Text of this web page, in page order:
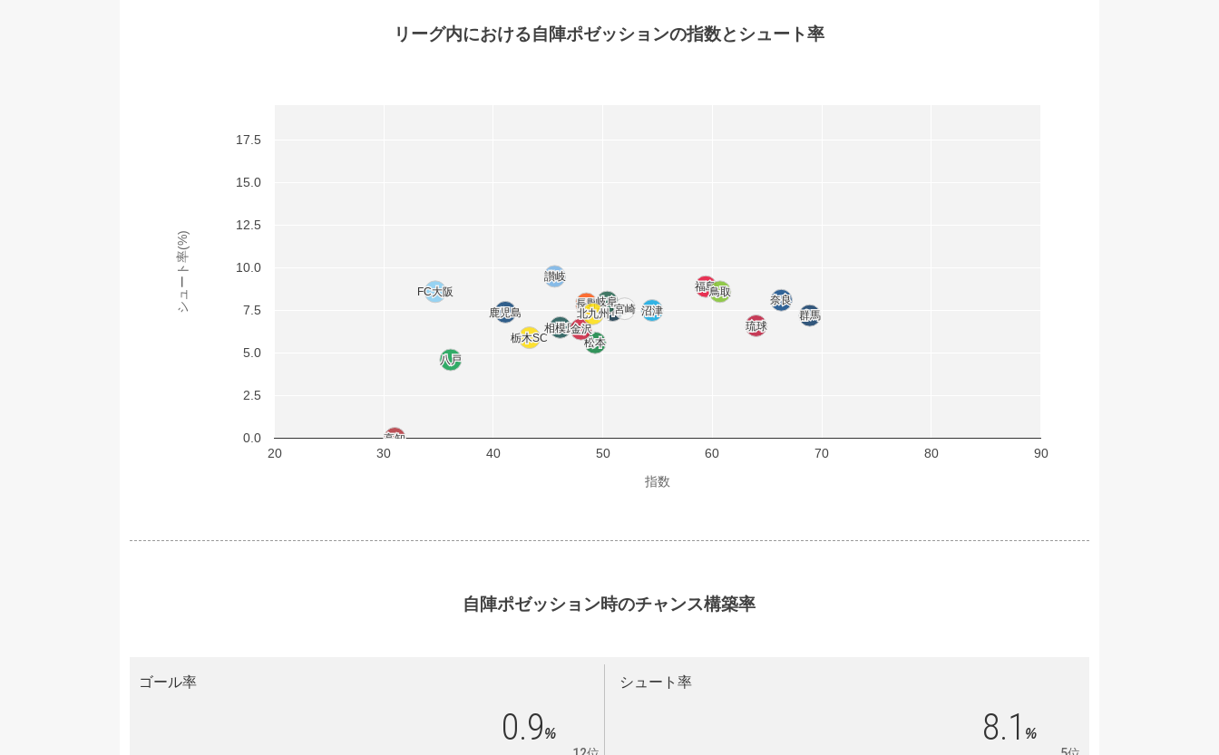
リーグ内における自陣ポゼッションの指数とシュート率
八戸
八戸
福島
福島
栃木SC
栃木SC
栃木Ｃ
栃木Ｃ 群馬
群馬
相模原
相模原
松本
松本
長野
長野
金沢
金沢
沼津
沼津
岐阜
岐阜
FC大阪
FC大阪
奈良
奈良
鳥取
鳥取
讃岐
讃岐
高知
高知
北九州
北九州 宮崎
宮崎
鹿児島
鹿児島
琉球
琉球
20 30 40 50 60 70 80 90
0.0
2.5
5.0
7.5
10.0
12.5
15.0
17.5
指数
シュート率(%)
自陣ポゼッション時のチャンス構築率
ゴール率
0.9%
シュート率
8.1 %